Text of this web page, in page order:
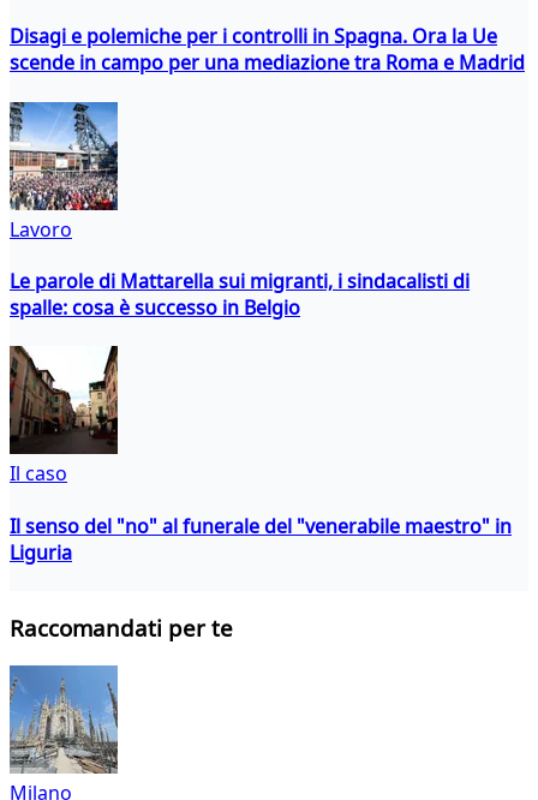
Disagi e polemiche per i controlli in Spagna. Ora la Ue
scende in campo per una mediazione tra Roma e Madrid
Lavoro
Le parole di Mattarella sui migranti, i sindacalisti di
spalle: cosa è successo in Belgio
Il caso
Il senso del "no" al funerale del "venerabile maestro" in
Liguria
Raccomandati per te
Milano